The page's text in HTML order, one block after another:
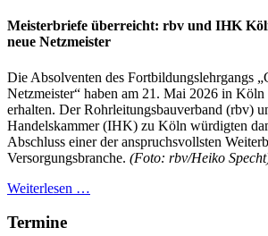
Meisterbriefe überreicht: rbv und IHK
neue Netzmeister
Die Absolventen des Fortbildungslehrgangs
Netzmeister“ haben am 21. Mai 2026 in
erhalten. Der Rohrleitungsbauverband (rbv)
Handelskammer (IHK) zu Köln würdigten
Abschluss einer der anspruchsvollsten
Versorgungsbranche. (Foto: rbv/Heiko
Weiterlesen …
Termine